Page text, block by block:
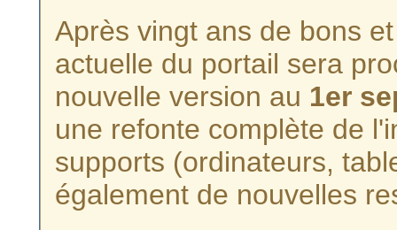
Après vingt ans de bons
actuelle du portail sera
nouvelle version au 1er
une refonte complète de
supports (ordinateurs,
également de nouvelles